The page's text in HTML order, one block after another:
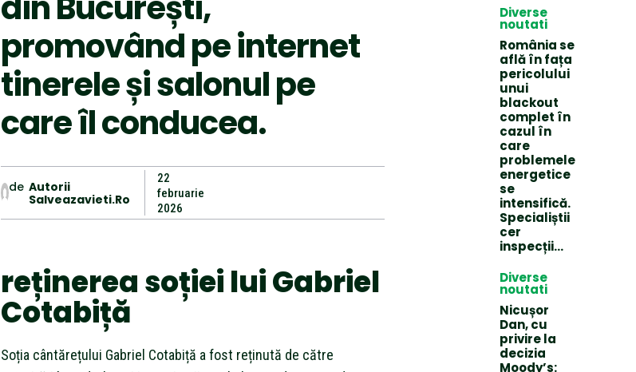
promovând pe internet
tinerele și salonul pe
care îl conducea.
de Autorii
Salveazavieti.ro
22
februarie
2026
reținerea soției lui Gabriel
Cotabiță
Soția cântărețului Gabriel Cotabiță a fost reținută de către
Diverse
noutati
România se
află în fața
pericolului
unui
blackout
complet în
cazul în
care
problemele
energetice
se
intensifică.
Specialiștii
cer
inspecții…
Diverse
noutati
Nicușor
Dan, cu
privire la
decizia
Moody’s: